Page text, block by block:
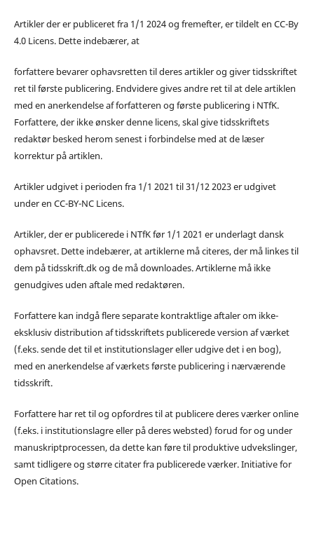
Artikler der er publiceret fra 1/1 2024 og fremefter, er tildelt en CC-By
4.0 Licens. Dette indebærer, at
forfattere bevarer ophavsretten til deres artikler og giver tidsskriftet
ret til første publicering. Endvidere gives andre ret til at dele artiklen
med en anerkendelse af forfatteren og første publicering i NTfK.
Forfattere, der ikke ønsker denne licens, skal give tidsskriftets
redaktør besked herom senest i forbindelse med at de læser
korrektur på artiklen.
Artikler udgivet i perioden fra 1/1 2021 til 31/12 2023 er udgivet
under en CC-BY-NC Licens.
Artikler, der er publicerede i NTfK før 1/1 2021 er underlagt dansk
ophavsret. Dette indebærer, at artiklerne må citeres, der må linkes til
dem på tidsskrift.dk og de må downloades. Artiklerne må ikke
genudgives uden aftale med redaktøren.
Forfattere kan indgå flere separate kontraktlige aftaler om ikke-
eksklusiv distribution af tidsskriftets publicerede version af værket
(f.eks. sende det til et institutionslager eller udgive det i en bog),
med en anerkendelse af værkets første publicering i nærværende
tidsskrift.
Forfattere har ret til og opfordres til at publicere deres værker online
(f.eks. i institutionslagre eller på deres websted) forud for og under
manuskriptprocessen, da dette kan føre til produktive udvekslinger,
samt tidligere og større citater fra publicerede værker. Initiative for
Open Citations.